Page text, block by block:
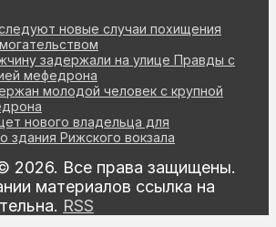
новые случаи похищения
задержали на улице Правды с
мефедрона
молодой человек с крупной
нового владельца для
здания Рижского вокзала
2026. Все права защищены.
материалов ссылка на
RSS